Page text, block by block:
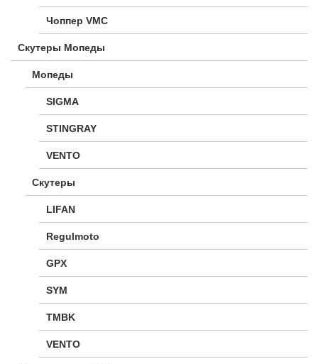
Чоппер VMC
Скутеры Мопеды
Мопеды
SIGMA
STINGRAY
VENTO
Скутеры
LIFAN
Regulmoto
GPX
SYM
TMBK
VENTO